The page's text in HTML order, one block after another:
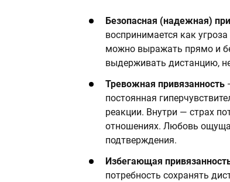
Безопасная (надежная)
воспринимается как
можно выражать прямо и
выдерживать дистанцию,
Тревожная привязанность
постоянная
реакции. Внутри — страх
отношениях. Любовь
подтверждения.
Избегающая
потребность сохранять